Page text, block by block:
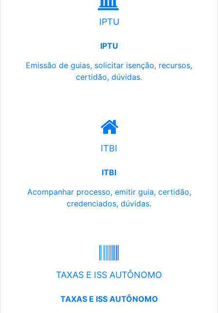
IPTU
IPTU
Emissão de guias, solicitar isenção, recursos,
certidão, dúvidas.
ITBI
ITBI
Acompanhar processo, emitir guia, certidão,
credenciados, dúvidas.
TAXAS E ISS AUTÔNOMO
TAXAS E ISS AUTÔNOMO